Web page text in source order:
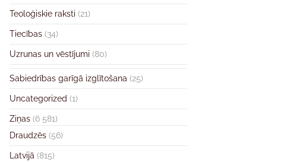
Teoloģiskie raksti (21)
Tiecības (34)
Uzrunas un vēstījumi (80)
Sabiedrības garīgā izglītošana (25)
Uncategorized (1)
Ziņas (6 581)
Draudzēs (56)
Latvijā (815)